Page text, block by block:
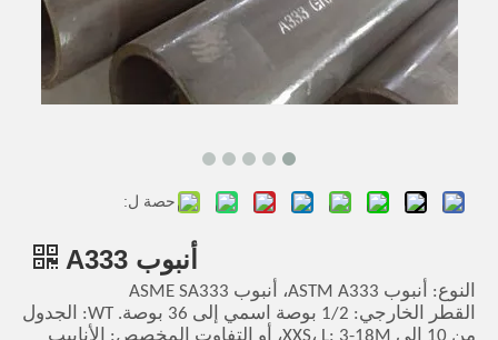
حصة ل:
أنبوب A333
النوع: أنبوب ASTM A333، أنبوب ASME SA333
القطر الخارجي: 1/2 بوصة اسمي إلى 36 بوصة. WT: الجدول